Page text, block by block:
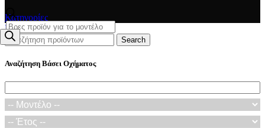
Products
search
Κατηγορίες
Κλείσε
Search
Αναζήτηση Βάσει Οχήματος